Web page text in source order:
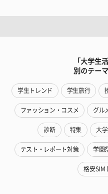
「大学生
別のテー
学生トレンド 学生旅行
ファッション・コスメ グル
診断 特集 大
テスト・レポート対策 学園
格安SIM